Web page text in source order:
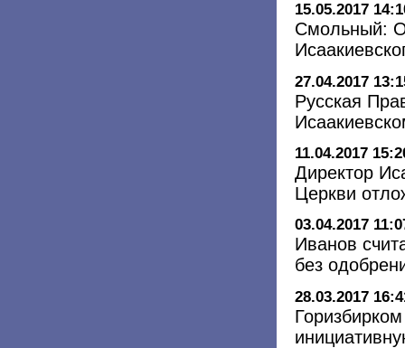
15.05.2017
Смольный:
27.04.2017
Русская
11.04.2017
Директор
Церкви
03.04.2017
Иванов
без
28.03.2017